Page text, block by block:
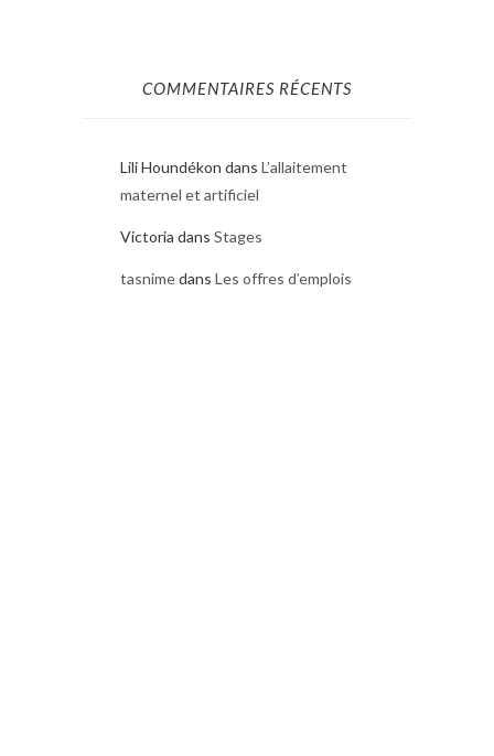
COMMENTAIRES RÉCENTS
Lili Houndékon dans L’allaitement
maternel et artificiel
Victoria dans Stages
tasnimedans Les offres d’emplois